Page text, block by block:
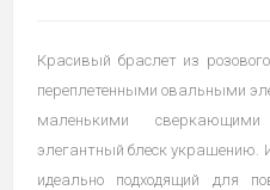
Красивый браслет из
переплетенными овальными
маленькими
элегантный блеск украшению.
идеально подходящий для